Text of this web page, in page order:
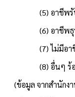
อาชีพรับราชการ
อาชีพธุรกิจส่ว
ไม่มีอาชีพ (ว่า
อื่นๆ ร้อยล
มูล จากสำนักงาน